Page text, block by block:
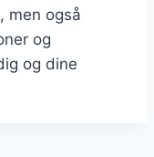
men også
og
og dine